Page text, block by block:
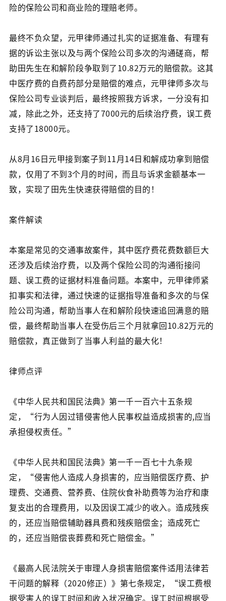
险的保险公司和商业险的理赔老师。
最终不负众望，元甲律师通过扎实的证据准备、有理有
据的诉讼主张以及与两个保险公司多次的沟通磋商，帮
助田先生在和解阶段争取到了10.82万元的赔偿款。这其
中医疗费的自费药部分是赔偿的难点，元甲律师多次与
保险公司专业谈判后，最终按照我方诉求，一分没有扣
减，除此之外，还支持了7000元的后续治疗费，误工费
支持了18000元。
从8月16日元甲接到案子到11月14日和解成功拿到赔偿
款，仅用了不到3个月的时间，而且与诉求金额基本一
致，实现了田先生快速获得赔偿的目的！
案件解读
本案是常见的交通事故案件，其中医疗费花费数额巨大
还涉及后续治疗费，以及两个保险公司的沟通衔接问
题、误工费的证据材料准备问题。本案中，元甲律师紧
扣事实和法律，通过快速的证据指导准备和多次的与保
险公司沟通，帮助当事人在和解阶段快速追回满意的赔
偿，最终帮助当事人在受伤后三个月就拿回10.82万元的
赔偿款，真正做到了当事人利益的最大化！
律师点评
《中华人民共和国民法典》第一千一百六十五条规
定，“行为人因过错侵害他人民事权益造成损害的,应当
承担侵权责任。”
《中华人民共和国民法典》第一千一百七十九条规
定，“侵害他人造成人身损害的，应当赔偿医疗费、护
理费、交通费、营养费、住院伙食补助费等为治疗和康
复支出的合理费用，以及因误工减少的收入。造成残疾
的，还应当赔偿辅助器具费和残疾赔偿金；造成死亡
的，还应当赔偿丧葬费和死亡赔偿金。”
《最高人民法院关于审理人身损害赔偿案件适用法律若
干问题的解释（2020修正）》第七条规定，“误工费根
据受害人的误工时间和收入状况确定。误工时间根据受